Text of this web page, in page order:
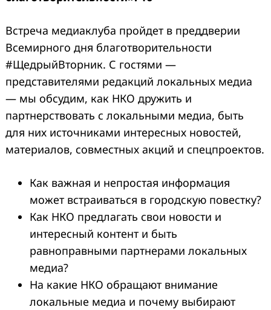
Встреча медиаклуба пройдет в преддверии
Всемирного дня благотворительности
#ЩедрыйВторник. С гостями —
представителями редакций локальных медиа
— мы обсудим, как НКО дружить и
партнерствовать с локальными медиа, быть
для них источниками интересных новостей,
материалов, совместных акций и спецпроектов.
Как важная и непростая информация
может встраиваться в городскую повестку?
Как НКО предлагать свои новости и
интересный контент и быть
равноправными партнерами локальных
медиа?
На какие НКО обращают внимание
локальные медиа и почему выбирают